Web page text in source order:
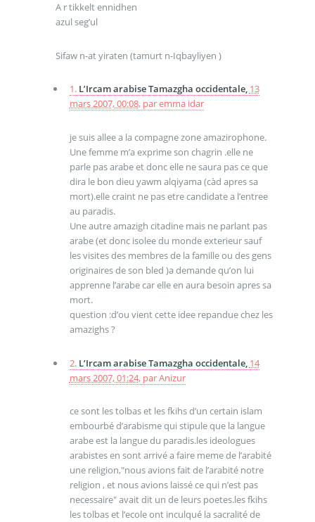
A r tikkelt ennidhen
azul seg’ul
Sifaw n-at yiraten (tamurt n-Iqbayliyen )
1. L’Ircam arabise Tamazgha occidentale, 13
mars 2007, 00:08, paremma idar
je suis allee a la compagne zone amazirophone.
Une femme m’a exprime son chagrin .elle ne
parle pas arabe et donc elle ne saura pas ce que
dira le bon dieu yawm alqiyama (càd apres sa
mort).elle craint ne pas etre candidate a l’entree
au paradis.
Une autre amazigh citadine mais ne parlant pas
arabe (et donc isolee du monde exterieur sauf
les visites des membres de la famille ou des gens
originaires de son bled )a demande qu’on lui
apprenne l’arabe car elle en aura besoin apres sa
mort.
question :d’ou vient cette idee repandue chez les
amazighs ?
2. L’Ircam arabise Tamazgha occidentale, 14
mars 2007, 01:24, parAnizur
ce sont les tolbas et les fkihs d’un certain islam
embourbé d’arabisme qui stipule que la langue
arabe est la langue du paradis.les ideologues
arabistes en sont arrivé a faire meme de l’arabité
une religion,"nous avions fait de l’arabité notre
religion , et nous avions laissé ce qui n’est pas
necessaire" avait dit un de leurs poetes.les fkihs
les tolbas et l’ecole ont inculqué la sacralité de